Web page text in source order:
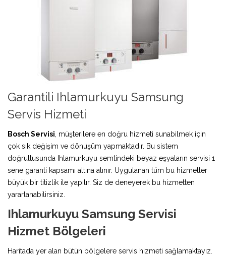
Garantili Ihlamurkuyu Samsung
Servis Hizmeti
Bosch Servisi , müşterilere en doğru hizmeti sunabilmek için
çok sık değişim ve dönüşüm yapmaktadır. Bu sistem
doğrultusunda Ihlamurkuyu semtindeki beyaz eşyaların servisi 1
sene garanti kapsamı altına alınır. Uygulanan tüm bu hizmetler
büyük bir titizlik ile yapılır. Siz de deneyerek bu hizmetten
yararlanabilirsiniz.
Ihlamurkuyu Samsung Servisi
Hizmet Bölgeleri
Haritada yer alan bütün bölgelere servis hizmeti sağlamaktayız.